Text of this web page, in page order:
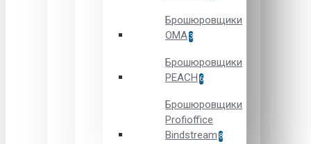
Брошюровщики
OMA 3
Брошюровщики
PEACH 6
Брошюровщики
Profioffice
Bindstream 8